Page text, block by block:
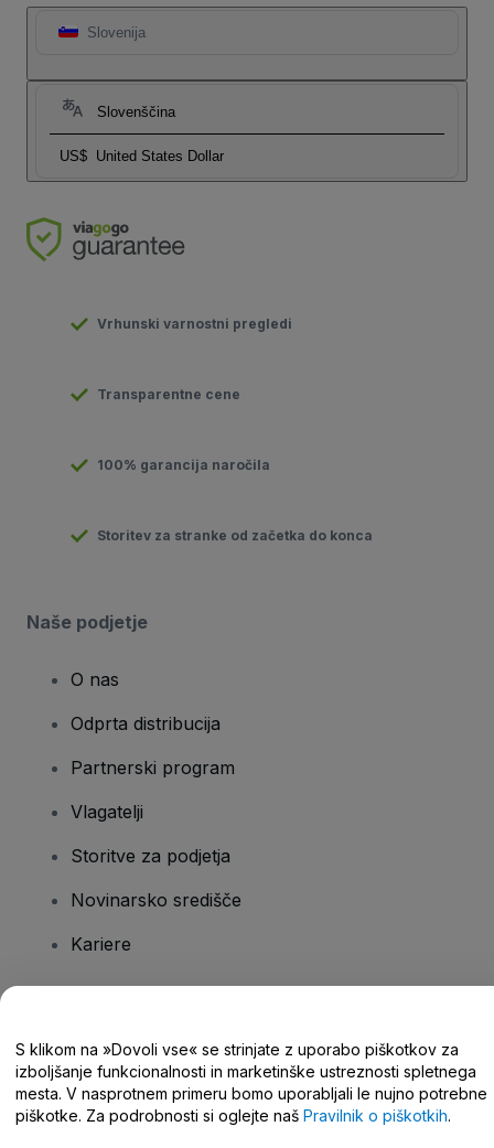
Slovenija
Slovenščina
US$ United States Dollar
Vrhunski varnostni pregledi
Transparentne cene
100% garancija naročila
Storitev za stranke od začetka do konca
Naše podjetje
O nas
Odprta distribucija
Partnerski program
Vlagatelji
Storitve za podjetja
Novinarsko središče
Kariere
Središče za pomoč/stik z nami
S klikom na »Dovoli vse« se strinjate z uporabo piškotkov za
izboljšanje funkcionalnosti in marketinške ustreznosti spletnega
mesta. V nasprotnem primeru bomo uporabljali le nujno potrebne
piškotke. Za podrobnosti si oglejte naš Pravilnik o piškotkih.